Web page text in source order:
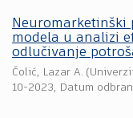
Neuromarketinški
modela u analizi
odlučivanje
Čolić, Lazar A. (
10-2023, Datum